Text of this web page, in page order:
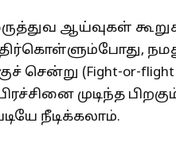
ஆய்வுகள்
நமது
(Fight-or-flight
முடிந்த
நீடிக்கலாம்.